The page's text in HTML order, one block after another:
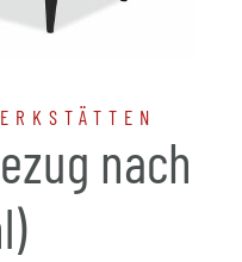
nach